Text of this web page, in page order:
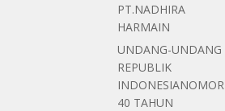
PT.NADHIRA
HARMAIN
UNDANG-UNDANG
REPUBLIK
INDONESIANOMOR
40 TAHUN